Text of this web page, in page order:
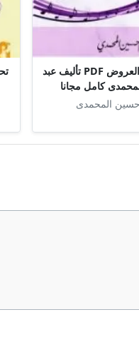
تحميل كتاب مفاتيح العروض PDF تأليف عبد
كامل مجانا
حسين المحمدى